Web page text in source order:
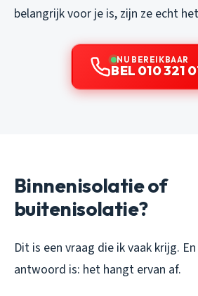
belangrijk voor je is, zijn ze echt
NU BEREIKBAAR
BEL 010 321
Binnenisolatie of
buitenisolatie?
Dit is een vraag die ik vaak krijg.
antwoord is: het hangt ervan af.